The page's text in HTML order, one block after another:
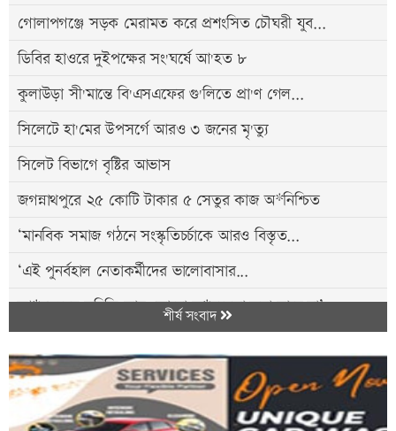
গোলাপগঞ্জে সড়ক মেরামত করে প্রশংসিত চৌঘরী যুব...
ডিবির হাওরে দুইপক্ষের সং'ঘর্ষে আ'হত ৮
কুলাউড়া সী'মান্তে বি'এসএফের গু'লিতে প্রা'ণ গেল...
সিলেটে হা'মের উপসর্গে আরও ৩ জনের মৃ'ত্যু
সিলেট বিভাগে বৃষ্টির আভাস
জগন্নাথপুরে ২৫ কোটি টাকার ৫ সেতুর কাজ অ*নিশ্চিত
‘মানবিক সমাজ গঠনে সংস্কৃতিচর্চাকে আরও বিস্তৃত...
‘এই পুনর্বহাল নেতাকর্মীদের ভালোবাসার...
আ*হতদের সুচিকিৎসায় কোনো অ*বহেলা করা যাবে না’:...
বিএনপি নেতা নান্নু'র পিতার মৃত্যুতে...
পঞ্চগড় সীমান্তে বাংলাদেশি আ*টক, ভারতীয়...
শীর্ষ সংবাদ